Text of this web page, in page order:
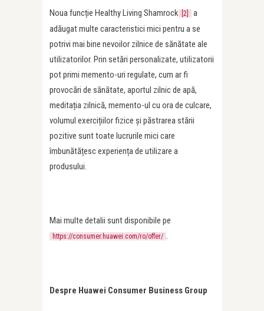
Noua funcție Healthy Living Shamrock [2]
a
adăugat multe caracteristici mici pentru a se
potrivi mai bine nevoilor zilnice de sănătate ale
utilizatorilor. Prin setări personalizate, utilizatorii
pot primi memento-uri regulate, cum ar fi
provocări de sănătate, aportul zilnic de apă,
meditația zilnică, memento-ul cu ora de culcare,
volumul exercițiilor fizice și păstrarea stării
pozitive sunt toate lucrurile mici care
îmbunătățesc experiența de utilizare a
produsului.
Mai multe detalii sunt disponibile pe
https://consumer.huawei.com/ro/offer/ .
Despre Huawei Consumer Business Group